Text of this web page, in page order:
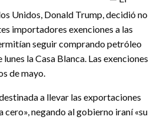
Unidos, Donald Trump, decidió no
importadores exenciones a las
seguir comprando petróleo
la Casa Blanca. Las exenciones
de mayo.
a llevar las exportaciones
cero», negando al gobierno iraní «su